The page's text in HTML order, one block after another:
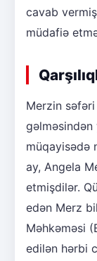
cavab
müdafiə
Merzin
müqayisədə
ay, Angela
etmişdilər.
edən Merz
Məhkəməsi
edilən hərbi